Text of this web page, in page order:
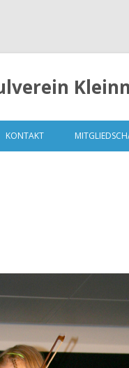
Springe
zum
2015
2016
2016
KONTAKT